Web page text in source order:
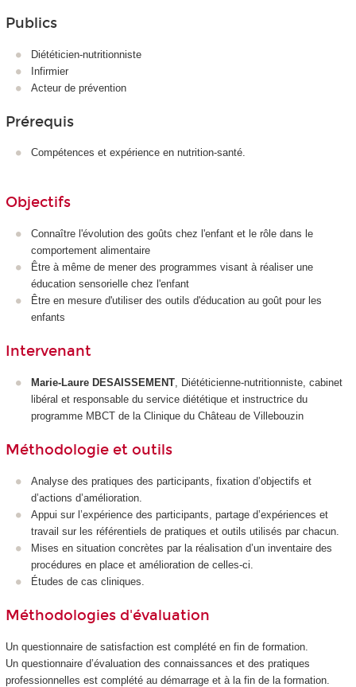
Publics
Diététicien-nutritionniste
Infirmier
Acteur de prévention
Prérequis
Compétences et expérience en nutrition-santé.
Objectifs
Connaître l'évolution des goûts chez l'enfant et le rôle dans le
comportement alimentaire
Être à même de mener des programmes visant à réaliser une
éducation sensorielle chez l'enfant
Être en mesure d'utiliser des outils d'éducation au goût pour les
enfants
Intervenant
Marie-Laure DESAISSEMENT , Diététicienne-nutritionniste, cabinet
libéral et responsable du service diététique et instructrice du
programme MBCT de la Clinique du Château de Villebouzin
Méthodologie et outils
Analyse des pratiques des participants, fixation d’objectifs et
d’actions d’amélioration.
Appui sur l’expérience des participants, partage d’expériences et
travail sur les référentiels de pratiques et outils utilisés par chacun.
Mises en situation concrètes par la réalisation d’un inventaire des
procédures en place et amélioration de celles-ci.
Études de cas cliniques.
Méthodologies d'évaluation
Un questionnaire de satisfaction est complété en fin de formation.
Un questionnaire d’évaluation des connaissances et des pratiques
professionnelles est complété au démarrage et à la fin de la formation.